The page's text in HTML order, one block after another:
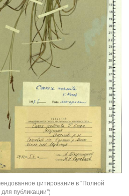
цитирование в "Полной
публикации")